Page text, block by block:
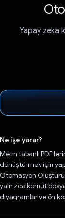
Yapay zeka
Ne işe yarar?
Metin tabanlı
dönüştürmek için
Otomasyon
yalnızca komut
diyagramlar ve ön